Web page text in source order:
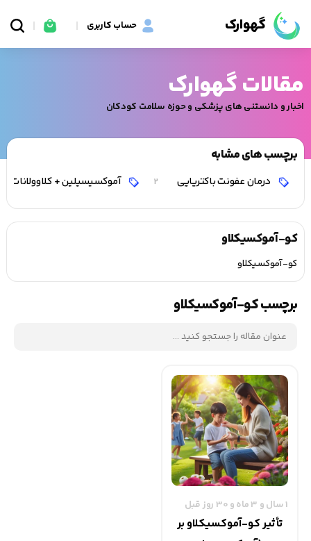
گهوارک حساب کاربری
مقالات گهوارک
اخبار و دانستنی های پزشکی و حوزه سلامت کودکان
برچسب های مشابه
درمان عفونت باکتریایی 2 آموکسیسیلین + کلاوولانات
کو-آموکسیکلاو
کو-آموکسیکلاو
برچسب کو-آموکسیکلاو
1 سال و 3 ماه و 30 روز قبل
تأثیر کو-آموکسیکلاو بر